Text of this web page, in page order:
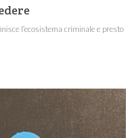
l’ecosistema criminale e presto